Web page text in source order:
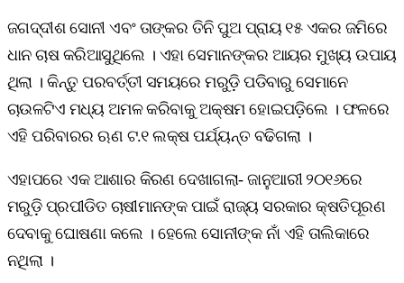
ଜଗଦ୍ଦୀଶ ସୋନୀ ଏବଂ ତାଙ୍କର ତିନି ପୁଅ ପ୍ରାୟ ୧୫ ଏକର ଜମିରେ
ଧାନ ଚାଷ କରିଆସୁଥିଲେ । ଏହା ସେମାନଙ୍କର ଆୟର ମୁଖ୍ୟ ଉପାୟ
ଥିଲା । କିନ୍ତୁ ପରବର୍ତ୍ତୀ ସମୟରେ ମରୁଡ଼ି ପଡିବାରୁ ସେମାନେ
ଚାଉଳଟିଏ ମଧ୍ୟ ଅମଳ କରିବାକୁ ଅକ୍ଷମ ହୋଇପଡ଼ିଲେ । ଫଳରେ
ଏହି ପରିବାରର ଋଣ ଟ.୧ ଲକ୍ଷ ପର୍ଯ୍ୟନ୍ତ ବଢିଗଲା ।
ଏହାପରେ ଏକ ଆଶାର କିରଣ ଦେଖାଗଲା- ଜାନୁଆରୀ ୨୦୧୬ରେ
ମରୁଡ଼ି ପ୍ରପୀଡିତ ଚାଷୀମାନଙ୍କ ପାଇଁ ରାଜ୍ୟ ସରକାର କ୍ଷତିପୂରଣ
ଦେବାକୁ ଘୋଷଣା କଲେ । ହେଲେ ସୋନୀଙ୍କ ନାଁ ଏହି ତାଲିକାରେ
ନଥିଲା ।